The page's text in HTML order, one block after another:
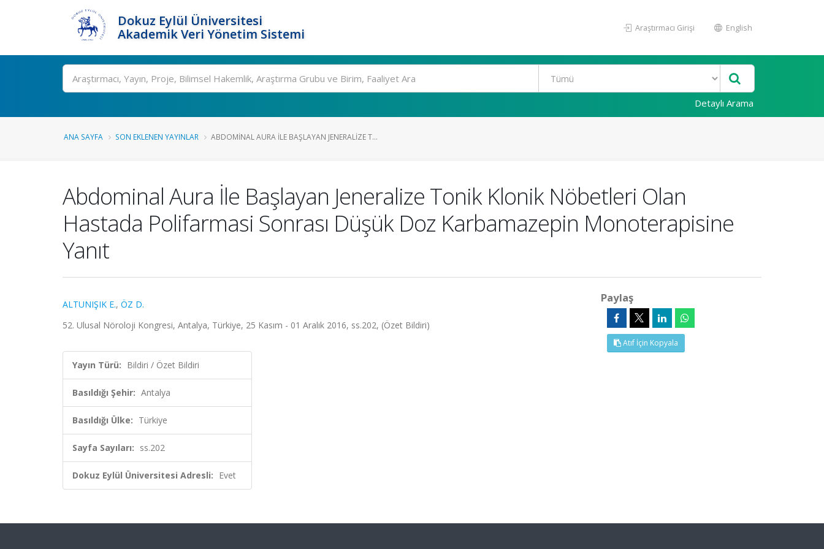
Dokuz Eylül Üniversitesi
Akademik Veri Yönetim Sistemi
Araştırmacı Girişi English
Ara
Detaylı Arama
ANA SAYFA SON EKLENEN YAYINLAR ABDOMINAL AURA İLE BAŞLAYAN JENERALIZE T...
Abdominal Aura İle Başlayan Jeneralize Tonik Klonik Nöbetleri Olan
Hastada Polifarmasi Sonrası Düşük Doz Karbamazepin Monoterapisine
Yanıt
ALTUNIŞIK E., ÖZ D.
52. Ulusal Nöroloji Kongresi, Antalya, Türkiye, 25 Kasım - 01 Aralık 2016, ss.202, (Özet Bildiri)
Yayın Türü: Bildiri / Özet Bildiri
Basıldığı Şehir: Antalya
Basıldığı Ülke: Türkiye
Sayfa Sayıları: ss.202
Dokuz Eylül Üniversitesi Adresli: Evet
Paylaş
Atıf İçin Kopyala